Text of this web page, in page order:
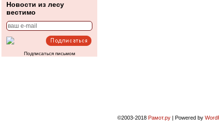
Новости из лесу
вестимо
Подписаться письмом
©2003-2018 Рамот.ру | Powered by